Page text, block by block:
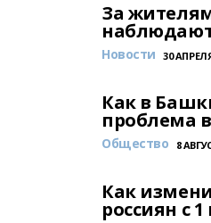
За
Новости 30
Как в
проблема
Общество 8
Как
россиян с